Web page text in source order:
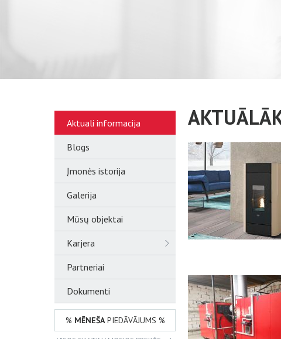
Aktuali informacija
Blogs
Įmonės istorija
Galerija
Mūsų objektai
Karjera
Partneriai
Dokumenti
% MĒNEŠAPIEDĀVĀJUMS %